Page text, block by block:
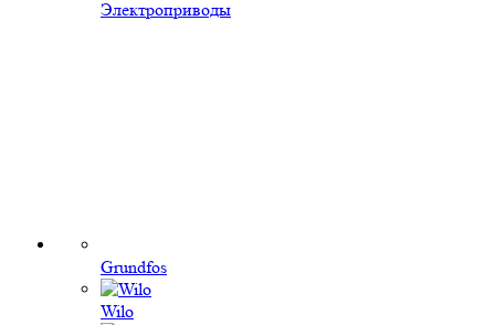
Электроприводы
Grundfos
Wilo